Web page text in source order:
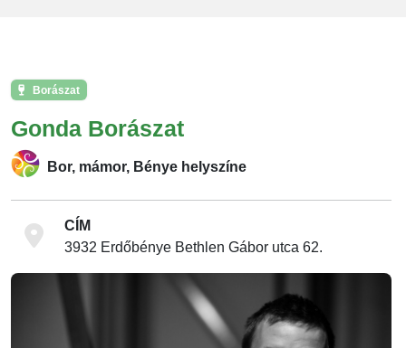
Borászat
Gonda Borászat
Bor, mámor, Bénye helyszíne
CÍM
3932 Erdőbénye Bethlen Gábor utca 62.